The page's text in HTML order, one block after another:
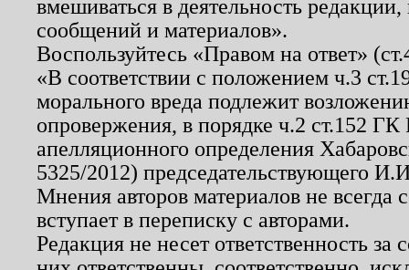
вмешиваться в деятельность
сообщений и материалов».
Воспользуйтесь «Правом на ответ»
«В соответствии с положением ч.3
морального вреда подлежит
опровержения, в порядке ч.2 ст.152
апелляционного определения
5325/2012) председательствующего
Мнения авторов материалов не
вступает в переписку с авторами.
Редакция не несет ответственность